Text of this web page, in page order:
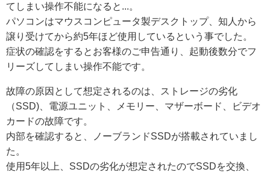
てしまい操作不能になると...。
パソコンはマウスコンピュータ製デスクトップ、知人から
譲り受けてから約5年ほど使用しているという事でした。
症状の確認をするとお客様のご申告通り、起動後数分でフ
リーズしてしまい操作不能です。
故障の原因として想定されるのは、ストレージの劣化
（SSD)、電源ユニット、メモリー、マザーボード、ビデオ
カードの故障です。
内部を確認すると、ノーブランドSSDが搭載されていまし
た。
使用5年以上、SSDの劣化が想定されたのでSSDを交換、